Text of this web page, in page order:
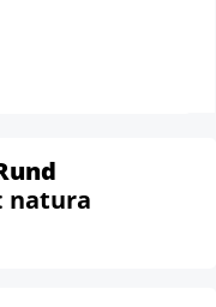
natura